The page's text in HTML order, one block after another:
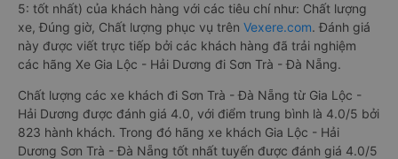
5: tốt nhất) của khách hàng với các tiêu chí như: Chất lượng
xe, Đúng giờ, Chất lượng phục vụ trên Vexere.com. Đánh giá
này được viết trực tiếp bởi các khách hàng đã trải nghiệm
các hãng Xe Gia Lộc - Hải Dương đi Sơn Trà - Đà Nẵng.
Chất lượng các xe khách đi Sơn Trà - Đà Nẵng từ Gia Lộc -
Hải Dương được đánh giá 4.0, với điểm trung bình là 4.0/5 bởi
823 hành khách. Trong đó hãng xe khách Gia Lộc - Hải
Dương Sơn Trà - Đà Nẵng tốt nhất tuyến được đánh giá 4.0/5